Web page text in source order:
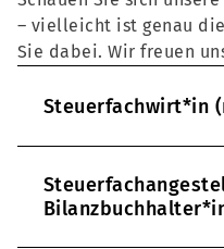
– vielleicht ist genau
Sie dabei. Wir freuen
Steuerfachwirt*in